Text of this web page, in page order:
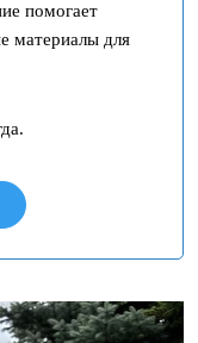
помогает
материалы для